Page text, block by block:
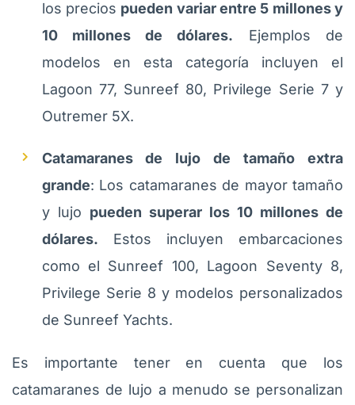
los precios pueden variar entre 5 millones y
10 millones de dólares. Ejemplos de
modelos en esta categoría incluyen el
Lagoon 77, Sunreef 80, Privilege Serie 7 y
Outremer 5X.
Catamaranes de lujo de tamaño extra
grande: Los catamaranes de mayor tamaño
y lujo pueden superar los 10 millones de
dólares. Estos incluyen embarcaciones
como el Sunreef 100, Lagoon Seventy 8,
Privilege Serie 8 y modelos personalizados
de Sunreef Yachts.
Es importante tener en cuenta que los
catamaranes de lujo a menudo se personalizan